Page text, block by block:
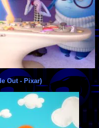
Out - Pixar)